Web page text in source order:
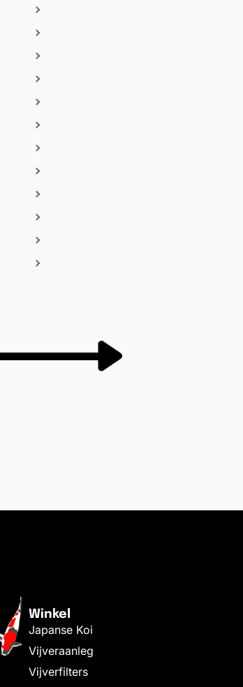
Winkel
Japanse Koi
Vijveraanleg
Vijverfilters